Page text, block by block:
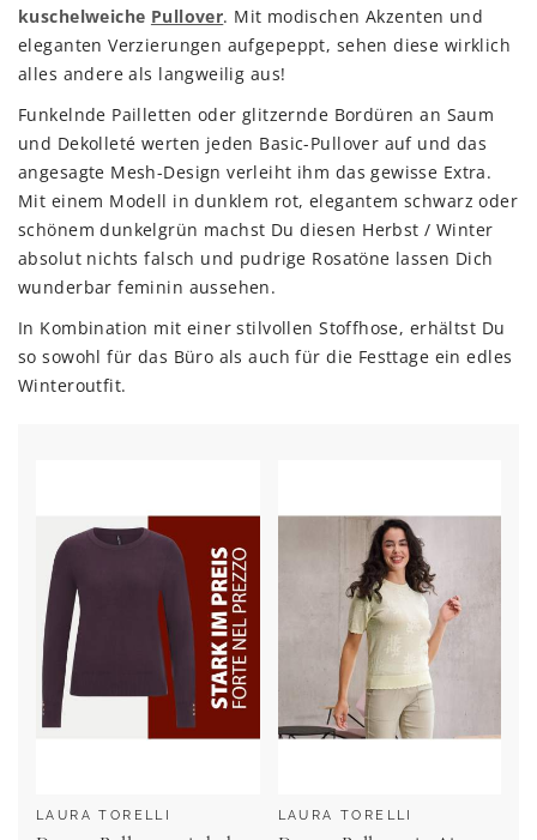
kuschelweiche Pullover. Mit modischen Akzenten und
eleganten Verzierungen aufgepeppt, sehen diese wirklich
alles andere als langweilig aus!
Funkelnde Pailletten oder glitzernde Bordüren an Saum
und Dekolleté werten jeden Basic-Pullover auf und das
angesagte Mesh-Design verleiht ihm das gewisse Extra.
Mit einem Modell in dunklem rot, elegantem schwarz oder
schönem dunkelgrün machst Du diesen Herbst / Winter
absolut nichts falsch und pudrige Rosatöne lassen Dich
wunderbar feminin aussehen.
In Kombination mit einer stilvollen Stoffhose, erhältst Du
so sowohl für das Büro als auch für die Festtage ein edles
Winteroutfit.
LAURA TORELLI LAURA TORELLI